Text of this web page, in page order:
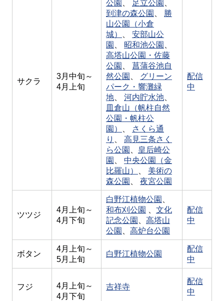
サクラ
3月中旬～
4月上旬
公園 足立公園
到津の森公園
勝
山公園（小倉
城）
安部山公
園
昭和池公園
高塔山公園・佐藤
公園
菖蒲谷池自
然公園
グリーン
パーク・響灘緑
地
河内貯水池
皿倉山（帆柱自然
公園・帆柱公
園）
さくら通
り
高見三条さく
ら公園
皇后崎公
園
中央公園（金
比羅山）
美術の
森公園
夜宮公園
配信
中
ツツジ
4月上旬～
4月下旬
白野江植物公園
和布刈公園
文化
記念公園
高塔山
公園
高炉台公園
配信
中
ボタン
4月上旬～
5月上旬
白野江植物公園
配信
中
フジ
4月上旬～
4月下旬
吉祥寺
配信
中